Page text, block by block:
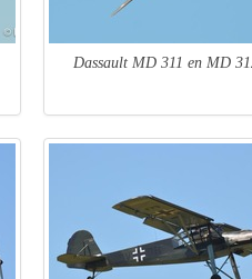
Dassault MD 311 en MD